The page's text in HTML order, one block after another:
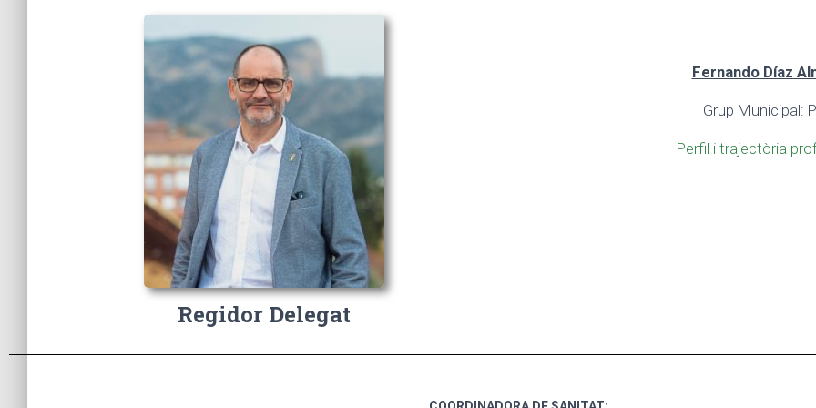
Regidor Delegat
Fernando Díaz
Grup Municipal:
Perfil i trajectòria